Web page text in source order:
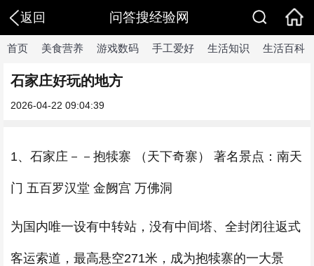
返回 问答搜经验网
首页 美食营养 游戏数码 手工爱好 生活知识 生活百科
石家庄好玩的地方
2026-04-22 09:04:39
1、石家庄－－抱犊寨 （天下奇寨） 著名景点：南天
门 五百罗汉堂 金阙宫 万佛洞
为国内唯一设有中转站，没有中间塔、全封闭往返式
客运索道，最高悬空271米，成为抱犊寨的一大景